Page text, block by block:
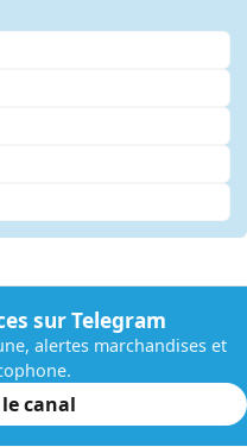
sur Telegram
alertes marchandises et
canal